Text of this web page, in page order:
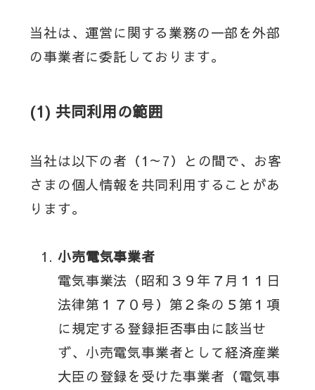
当社は、運営に関する業務の一部を外部
の事業者に委託しております。
(1) 共同利用の範囲
当社は以下の者（1～7）との間で、お客
さまの個人情報を共同利用することがあ
ります。
小売電気事業者
電気事業法（昭和３９年７月１１日
法律第１７０号）第２条の５第１項
に規定する登録拒否事由に該当せ
ず、小売電気事業者として経済産業
大臣の登録を受けた事業者（電気事